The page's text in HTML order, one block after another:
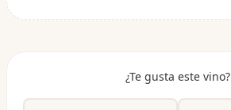
¿Te gusta este vino?